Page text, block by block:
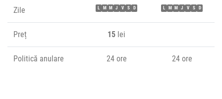
Zile L M M J V S D L M M J V S D
Preț 15 lei
Politică anulare 24 ore 24 ore